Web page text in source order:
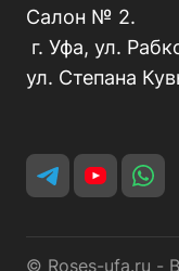
Салон № 2.
г. Уфа, ул.
ул. Степана
© Roses-ufa.ru -